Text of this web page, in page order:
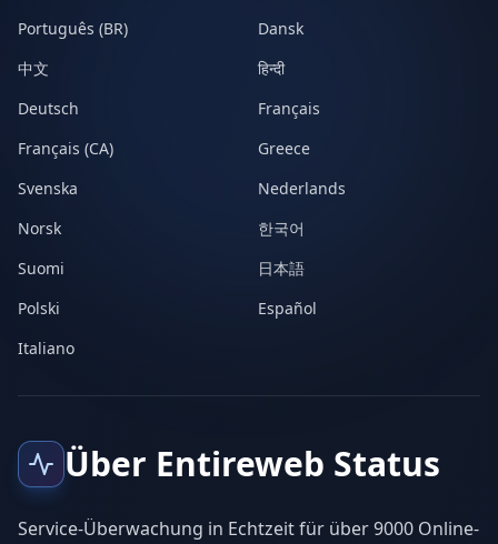
Português (BR)
Dansk
中文
हिन्दी
Deutsch
Français
Français (CA)
Greece
Svenska
Nederlands
Norsk
한국어
Suomi
日本語
Polski
Español
Italiano
Über Entireweb Status
Service-Überwachung in Echtzeit für über 9000 Online-